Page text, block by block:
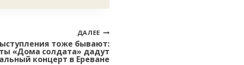
ДАЛЕЕ
тоже бывают:
«Дома солдата» дадут
концерт в Ереване